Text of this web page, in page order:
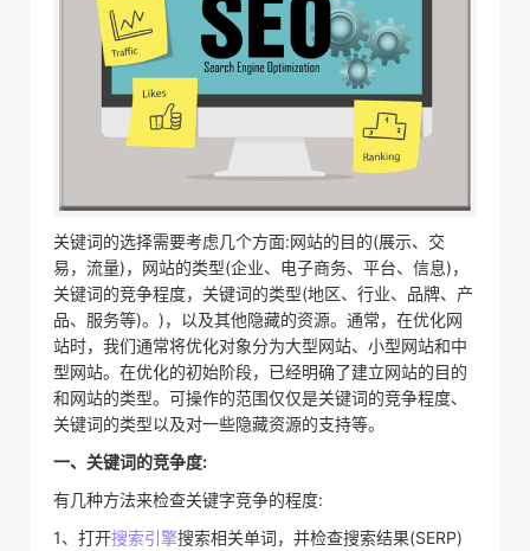
关键词的选择需要考虑几个方面:网站的目的(展示、交
易，流量)，网站的类型(企业、电子商务、平台、信息)，
关键词的竞争程度，关键词的类型(地区、行业、品牌、产
品、服务等)。)，以及其他隐藏的资源。通常，在优化网
站时，我们通常将优化对象分为大型网站、小型网站和中
型网站。在优化的初始阶段，已经明确了建立网站的目的
和网站的类型。可操作的范围仅仅是关键词的竞争程度、
关键词的类型以及对一些隐藏资源的支持等。
一、关键词的竞争度:
有几种方法来检查关键字竞争的程度:
1、打开搜索引擎搜索相关单词，并检查搜索结果(SERP)